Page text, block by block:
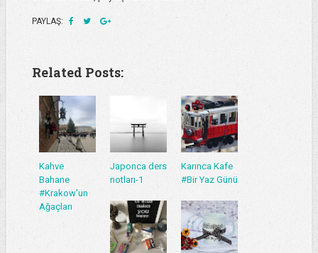
PAYLAŞ:
Related Posts:
Kahve
Bahane
#Krakow'un
Ağaçları
Japonca ders
notları-1
Karınca Kafe
#Bir Yaz Günü